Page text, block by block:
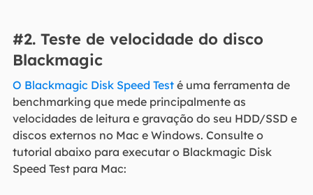
#2. Teste de velocidade do disco
Blackmagic
O Blackmagic Disk Speed Testé uma ferramenta de
benchmarking que mede principalmente as
velocidades de leitura e gravação do seu HDD/SSD e
discos externos no Mac e Windows. Consulte o
tutorial abaixo para executar o Blackmagic Disk
Speed Test para Mac: